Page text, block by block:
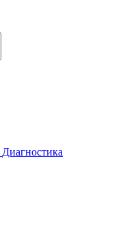
Диагностика